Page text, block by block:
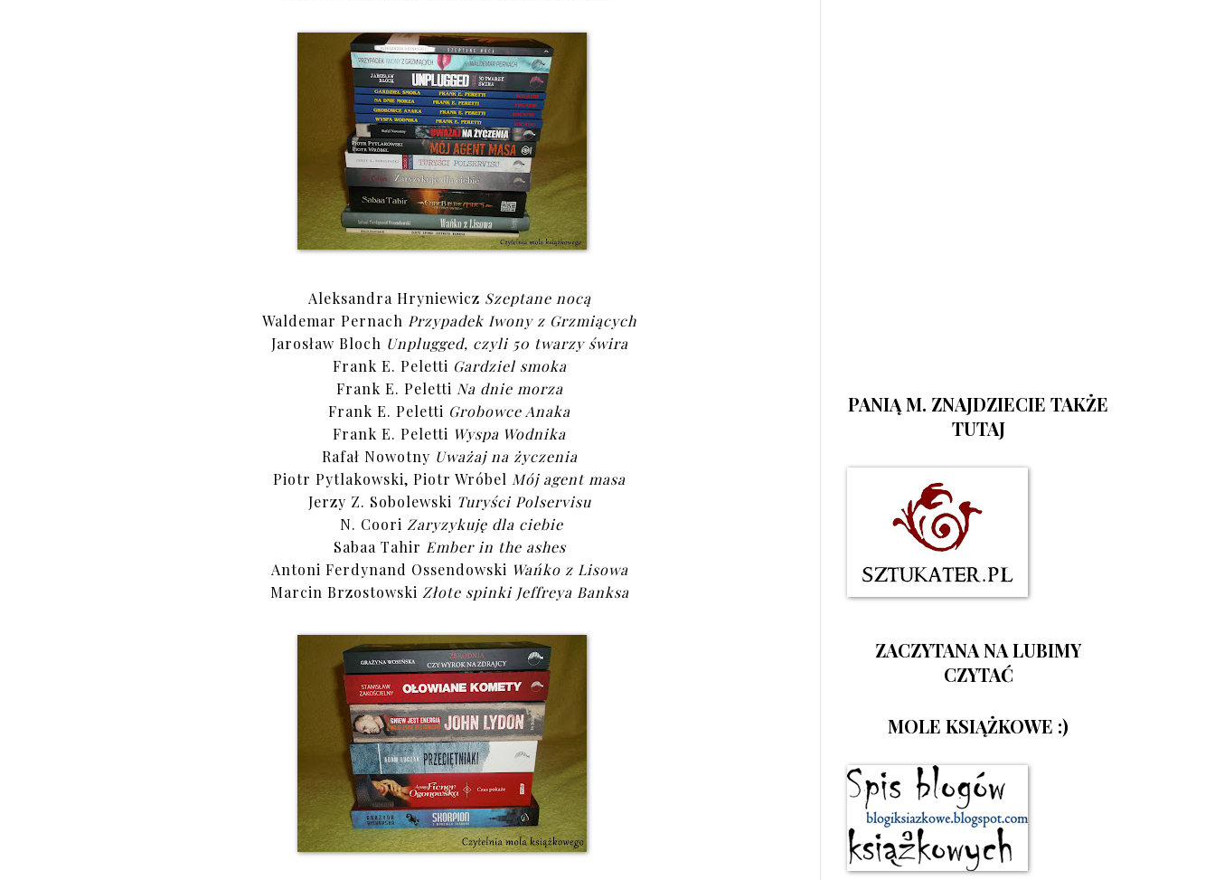
Aleksandra Hryniewicz Szeptane nocą
Waldemar Pernach Przypadek Iwony z Grzmiących
Jarosław Bloch Unplugged, czyli 50 twarzy świra
Frank E. Peletti Gardziel smoka
Frank E. Peletti Na dnie morza
Frank E. Peletti Grobowce Anaka
Frank E. Peletti Wyspa Wodnika
Rafał Nowotny Uważaj na życzenia
Piotr Pytlakowski, Piotr Wróbel Mój agent masa
Jerzy Z. Sobolewski Turyści Polservisu
N. Coori Zaryzykuję dla ciebie
Sabaa Tahir Ember in the ashes
Antoni Ferdynand Ossendowski Wańko z Lisowa
Marcin Brzostowski Złote spinki Jeffreya Banksa
PANIĄ M. ZNAJDZIECIE TAKŻE
TUTAJ
ZACZYTANA NA LUBIMY
CZYTAĆ
MOLE KSIĄŻKOWE :)